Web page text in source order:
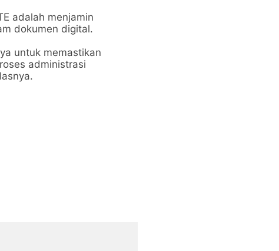
adalah menjamin
dokumen digital.
untuk memastikan
administrasi